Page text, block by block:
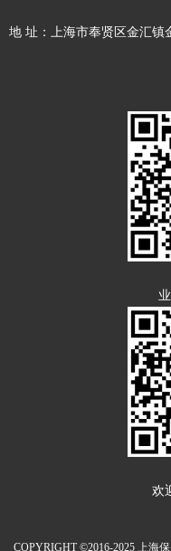
地 址：上海市奉贤区金汇镇
欢
COPYRIGHT ©2016-2025 上海